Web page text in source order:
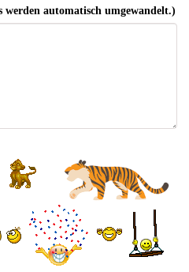
automatisch umgewandelt.)